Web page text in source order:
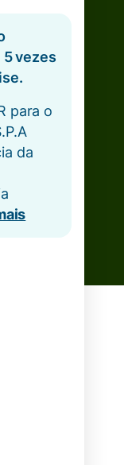
vezes
para o
da